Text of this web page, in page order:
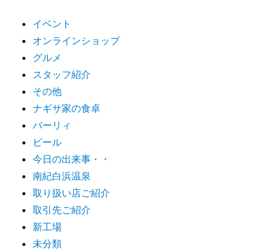
イベント
オンラインショップ
グルメ
スタッフ紹介
その他
ナギサ家の食卓
バーリィ
ビール
今日の出来事・・
南紀白浜温泉
取り扱い店ご紹介
取引先ご紹介
新工場
未分類